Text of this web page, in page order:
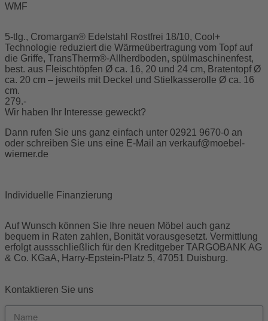
WMF
5-tlg., Cromargan® Edelstahl Rostfrei 18/10, Cool+
Technologie reduziert die Wärmeübertragung vom Topf auf
die Griffe, TransTherm®-Allherdboden, spülmaschinenfest,
best. aus Fleischtöpfen Ø ca. 16, 20 und 24 cm, Bratentopf Ø
ca. 20 cm – jeweils mit Deckel und Stielkasserolle Ø ca. 16
cm.
279.-
Wir haben Ihr Interesse geweckt?
Dann rufen Sie uns ganz einfach unter 02921 9670-0 an
oder schreiben Sie uns eine E-Mail an verkauf@moebel-
wiemer.de
Individuelle Finanzierung
Auf Wunsch können Sie Ihre neuen Möbel auch ganz
bequem in Raten zahlen, Bonität vorausgesetzt. Vermittlung
erfolgt aussschließlich für den Kreditgeber TARGOBANK AG
& Co. KGaA, Harry-Epstein-Platz 5, 47051 Duisburg.
Kontaktieren Sie uns